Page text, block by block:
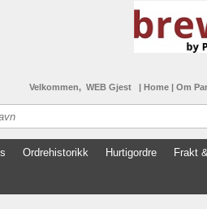
Velkommen, WEB Gjest | Home | Om
Ordrehistorikk Hurtigordre Frakt